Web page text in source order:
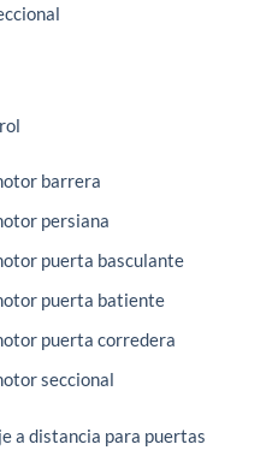
barrera
persiana
puerta basculante
puerta batiente
puerta corredera
seccional
a distancia para puertas